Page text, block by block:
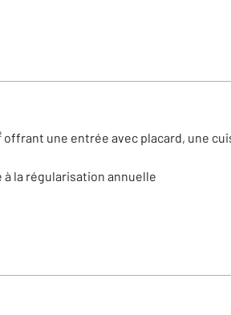
une entrée avec placard, une
à la régularisation annuelle